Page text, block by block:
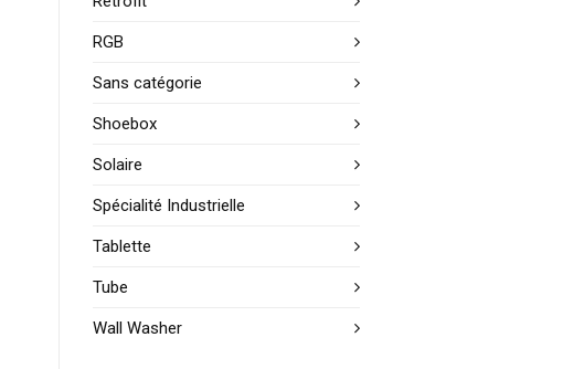
RGB
Sans catégorie
Shoebox
Solaire
Spécialité Industrielle
Tablette
Tube
Wall Washer